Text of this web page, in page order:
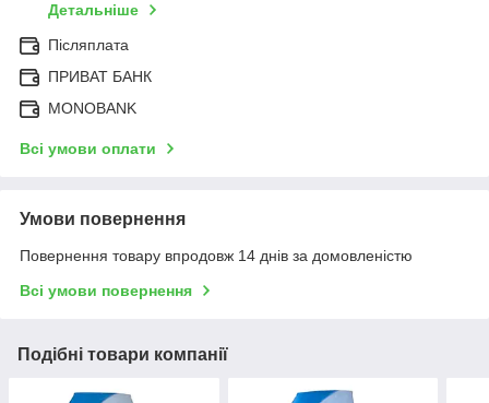
Детальніше
Післяплата
ПРИВАТ БАНК
MONOBANK
Всі умови оплати
Умови повернення
Повернення товару впродовж 14 днів за домовленістю
Всі умови повернення
Подібні товари компанії